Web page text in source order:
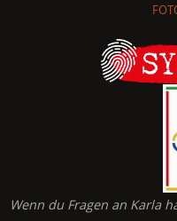
Wenn du Fragen an Karla